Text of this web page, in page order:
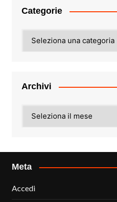
Categorie
Archivi
Meta
Accedi